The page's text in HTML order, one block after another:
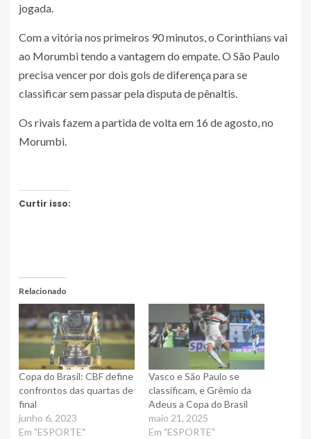
jogada.
Com a vitória nos primeiros 90 minutos, o Corinthians vai
ao Morumbi tendo a vantagem do empate. O São Paulo
precisa vencer por dois gols de diferença para se
classificar sem passar pela disputa de pênaltis.
Os rivais fazem a partida de volta em 16 de agosto, no
Morumbi.
Curtir isso:
Relacionado
Copa do Brasil: CBF define
confrontos das quartas de
final
junho 6, 2023
Em "ESPORTE"
Vasco e São Paulo se
classificam, e Grêmio da
Adeus a Copa do Brasil
maio 21, 2025
Em "ESPORTE"